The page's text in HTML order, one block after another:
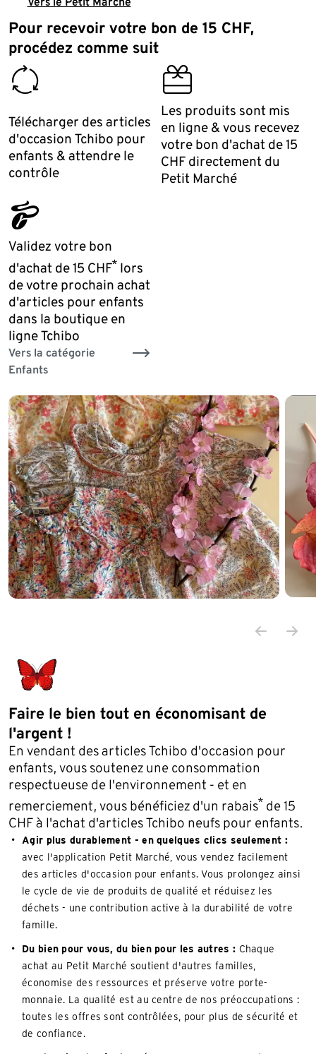
Pour recevoir votre bon de 15 CHF,
procédez comme suit
proper_disposal
Télécharger des articles
d'occasion Tchibo pour
enfants & attendre le
contrôle
giftcard_voucher
Les produits sont mis
en ligne & vous recevez
votre bon d'achat de 15
CHF directement du
Petit Marché
tchibo_logo
Validez votre bon
d'achat de 15 CHF* lors
de votre prochain achat
d'articles pour enfants
dans la boutique en
ligne Tchibo
Vers la catégorie
Enfants
Faire le bien tout en économisant de
l'argent !
En vendant des articles Tchibo d'occasion pour
enfants, vous soutenez une consommation
respectueuse de l'environnement - et en
remerciement, vous bénéficiez d'un rabais* de 15
CHF à l'achat d'articles Tchibo neufs pour enfants.
Agir plus durablement - en quelques clics seulement :
avec l'application Petit Marché, vous vendez facilement
des articles d'occasion pour enfants. Vous prolongez ainsi
le cycle de vie de produits de qualité et réduisez les
déchets - une contribution active à la durabilité de votre
famille.
Du bien pour vous, du bien pour les autres : Chaque
achat au Petit Marché soutient d'autres familles,
économise des ressources et préserve votre porte-
monnaie. La qualité est au centre de nos préoccupations :
toutes les offres sont contrôlées, pour plus de sécurité et
de confiance.